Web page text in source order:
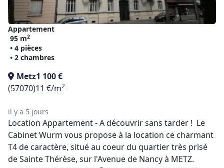
Appartement
95 m2
• 4 pièces
• 2 chambres
Metz1 100 €
(57070)11 €/m2
il y a 5 jours
Location Appartement - A découvrir sans tarder ! Le
Cabinet Wurm vous propose à la location ce charmant
T4 de caractère, situé au coeur du quartier très prisé
de Sainte Thérèse, sur l'Avenue de Nancy à METZ.